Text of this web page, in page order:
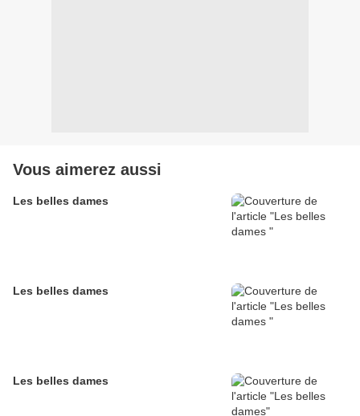
Vous aimerez aussi
Les belles dames
Les belles dames
Les belles dames